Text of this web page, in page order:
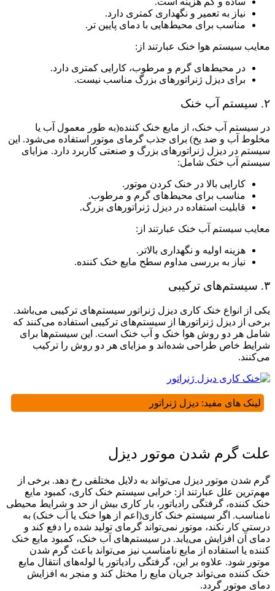
نیاز به تعمیر و نگهداری کمتری دارد.
مناسب برای محیط‌هایی با دمای پایین ‌تر.
معایب سیستم هوا خنک عبارتند از:
در محیط‌های گرم و مرطوب، کارایی کمتری دارد.
برای دیزل ژنراتورهای بزرگ مناسب نیست.
۲. سیستم آب خنک
در سیستم آب خنک، از مایع خنک ‌کننده(به طور معمول آب یا
مخلوط آب و ضد یخ) برای جذب گرمای موتور استفاده می‌شود. این
سیستم در دیزل ژنراتورهای بزرگ و صنعتی کاربرد دارد. مزایای
سیستم آب خنک شامل:
کارایی بالا در خنک ‌کردن موتور.
مناسب برای محیط‌های گرم و مرطوب.
قابلیت استفاده در دیزل ژنراتورهای بزرگ.
معایب سیستم آب خنک عبارتند از:
هزینه اولیه و نگهداری بالاتر.
نیاز به بررسی مداوم سطح مایع خنک‌ کننده.
۳. سیستم‌های ترکیبی
یکی از انواع خنک کاری دیزل ژنراتور سیستم‌های ترکیبی می‌باشد.
برخی از دیزل ژنراتورها از سیستم‌های ترکیبی استفاده می‌کنند که
شامل هر دو روش هوا خنک و آب خنک است. این سیستم‌ها برای
شرایط خاص طراحی شده‌اند و مزایای هر دو روش را ترکیب
می‌کنند.
لینک های مفید: دیزل ژنراتور
علت گرم شدن موتور دیزل
گرم شدن موتور دیزل می‌تواند به دلایل مختلفی رخ دهد. برخی از
مهم‌ترین علل عبارتند از: خرابی سیستم خنک ‌کاری، کمبود مایع
خنک ‌کننده، گرفتگی رادیاتور، بار کاری بیش از حد و شرایط محیطی
نامناسب. اگر سیستم خنک‌ کاری(اعم از هوا خنک یا آب خنک) به
درستی کار نکند، موتور نمی‌تواند گرمای تولید شده را دفع کند و
دمای آن افزایش می‌یابد. در سیستم‌های آب خنک، کمبود مایع خنک
‌کننده یا استفاده از مایع نامناسب نیز می‌تواند باعث گرم شدن
موتور شود. علاوه بر این، گرفتگی رادیاتور یا لوله‌های انتقال مایع
خنک ‌کننده می‌تواند جریان مایع را مختل کند و منجر به افزایش
دمای موتور گردد.